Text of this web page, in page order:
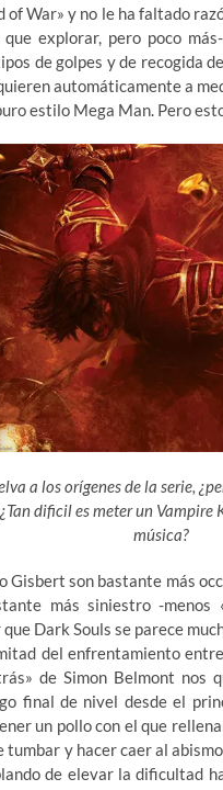
of War» y no le ha faltado
explorar, pero poco
de golpes y de recogida
automáticamente a
estilo Mega Man. Pero
a los orígenes de la serie,
dificil es meter un
música?
Gisbert son bastante más
más siniestro -
Dark Souls se parece
del enfrentamiento
de Simon Belmont nos
final de nivel desde el
un pollo con el que
y hacer caer al
de elevar la dificultad